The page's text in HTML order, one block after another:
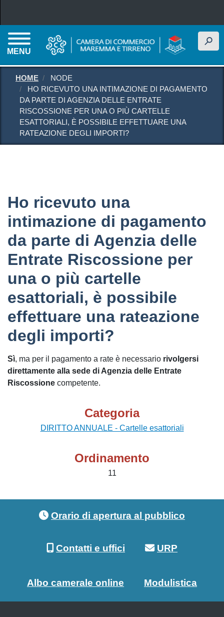
MENU
h
HOME
NODE
HO RICEVUTO UNA INTIMAZIONE DI PAGAMENTO
DA PARTE DI AGENZIA DELLE ENTRATE
RISCOSSIONE PER UNA O PIÙ CARTELLE
ESATTORIALI, È POSSIBILE EFFETTUARE UNA
RATEAZIONE DEGLI IMPORTI?
Ho ricevuto una
intimazione di pagamento
da parte di Agenzia delle
Entrate Riscossione per
una o più cartelle
esattoriali, è possibile
effettuare una rateazione
degli importi?
Sì, ma per il pagamento a rate è necessario rivolgersi
direttamente alla sede di Agenzia delle Entrate
Riscossione competente.
Categoria
DIRITTO ANNUALE - Cartelle esattoriali
Ordinamento
11
Orario di apertura al pubblico
Contatti e uffici URP
Albo camerale online Modulistica